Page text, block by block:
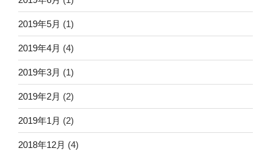
2019年5月 (1)
2019年4月 (4)
2019年3月 (1)
2019年2月 (2)
2019年1月 (2)
2018年12月 (4)